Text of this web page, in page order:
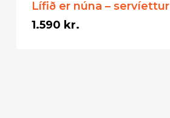
Lífið er núna – servíettur
1.590 kr.